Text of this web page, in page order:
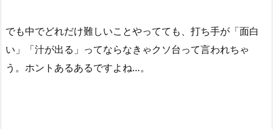
でも中でどれだけ難しいことやってても、打ち手が「面白
い」「汁が出る」ってならなきゃクソ台って言われちゃ
う。ホントあるあるですよね…。